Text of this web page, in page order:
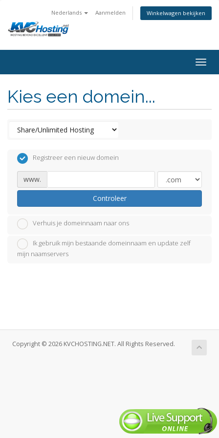
Nederlands Aanmelden Winkelwagen bekijken
Kies een domein...
Registreer een nieuw domein
www.
Controleer
Verhuis je domeinnaam naar ons
Ik gebruik mijn bestaande domeinnaam en update zelf
mijn naamservers
Copyright © 2026 KVCHOSTING.NET. All Rights Reserved.